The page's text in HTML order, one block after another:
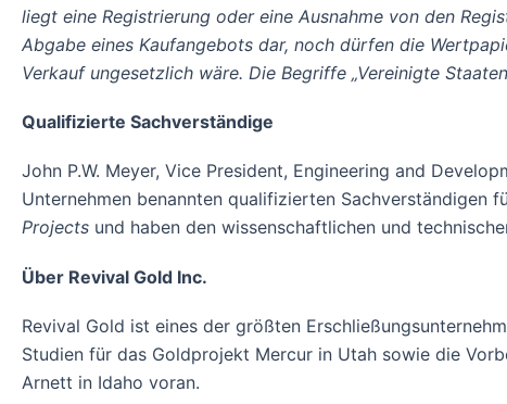
liegt eine Registrierung oder eine Ausnahme von den
Abgabe eines Kaufangebots dar, noch dürfen die
Verkauf ungesetzlich wäre. Die Begriffe „Vereinigte
Qualifizierte Sachverständige
John P.W. Meyer, Vice President, Engineering and
Unternehmen benannten qualifizierten Sachverständigen
Projects und haben den wissenschaftlichen und
Über Revival Gold Inc.
Revival Gold ist eines der größten
Studien für das Goldprojekt Mercur in Utah sowie die
Arnett in Idaho voran.